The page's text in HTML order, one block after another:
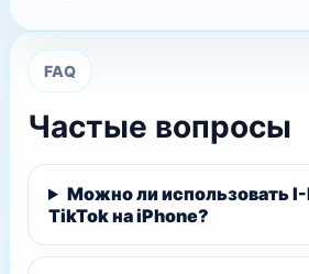
FAQ
Частые вопросы
Можно ли использовать
TikTok на iPhone?